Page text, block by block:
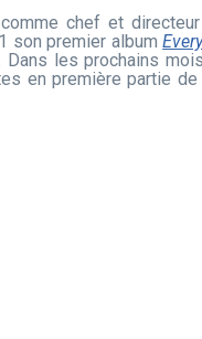
chef et
son premier album
les prochains
en première partie